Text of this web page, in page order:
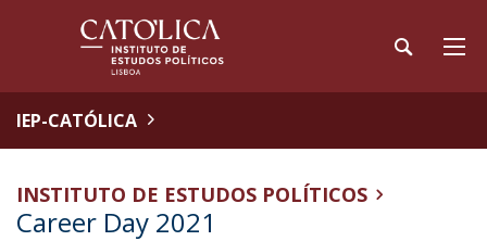
IEP-CATÓLICA
INSTITUTO DE ESTUDOS POLÍTICOS
Career Day 2021